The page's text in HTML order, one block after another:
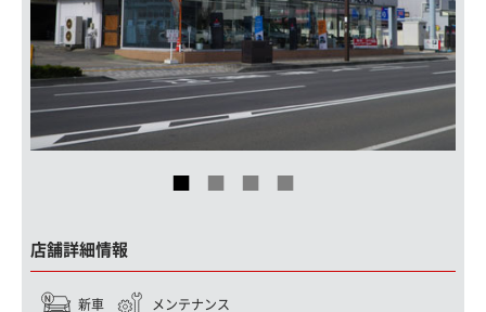
店舗詳細情報
新車 メンテナンス